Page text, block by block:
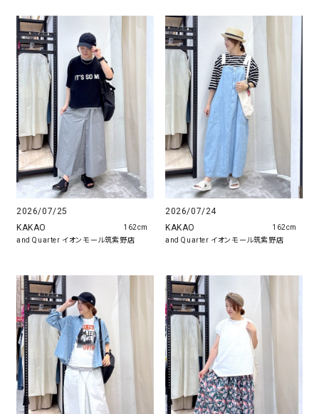
2026/07/25
KAKAO
and Quarter イオンモール筑紫野店
162cm
2026/07/24
KAKAO
and Quarter イオンモール筑紫野店
162cm